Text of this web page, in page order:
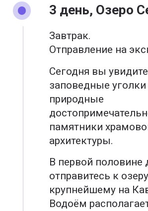
3 день, Озеро
Завтрак.
Отправление на
Сегодня вы увидите
заповедные
природные
памятники
архитектуры.
В первой половине
отправитесь к
крупнейшему на
Водоём